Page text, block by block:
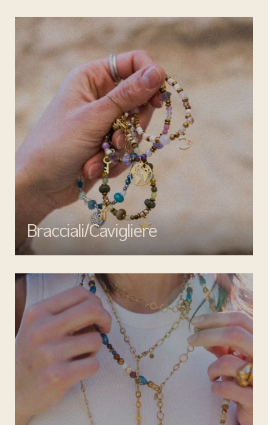
Bracciali/Cavigliere
Completa il tuo look con i bracciali e cavigliere di Mata gioielli: